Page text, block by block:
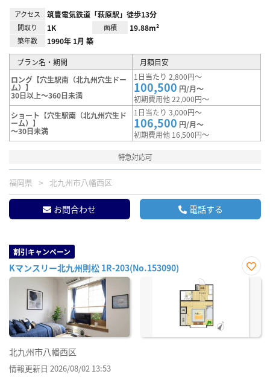
アクセス 筑豊電気鉄道「萩原駅」徒歩13分
間取り 1K 面積 19.88m²
築年数 1990年 1月 築
プラン名・期間
月額目安
ロング【穴生駅南（北九州穴生ドー
ム）】
30日以上～360日未満
1日当たり 2,800円～
100,500 円/月～
初期費用他 22,000円～
ショート【穴生駅南（北九州穴生ド
ーム）】
～30日未満
1日当たり 3,000円～
106,500 円/月～
初期費用他 16,500円～
特急対応可
福岡県 北九州市八幡西区
お問合わせ 電話する
割引キャンペーン
Kマンスリー北九州則松 1R-203(No.153090)
お気
北九州市八幡西区
情報更新日 2026/08/02 13:53